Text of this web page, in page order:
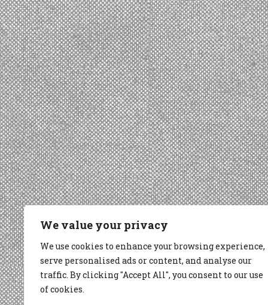
We value your privacy
We use cookies to enhance your browsing experience,
serve personalised ads or content, and analyse our
traffic. By clicking "Accept All", you consent to our use
of cookies.